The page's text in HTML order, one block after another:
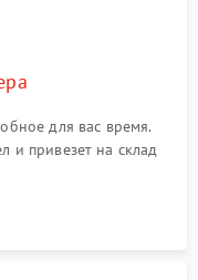
для вас время.
и привезет на склад